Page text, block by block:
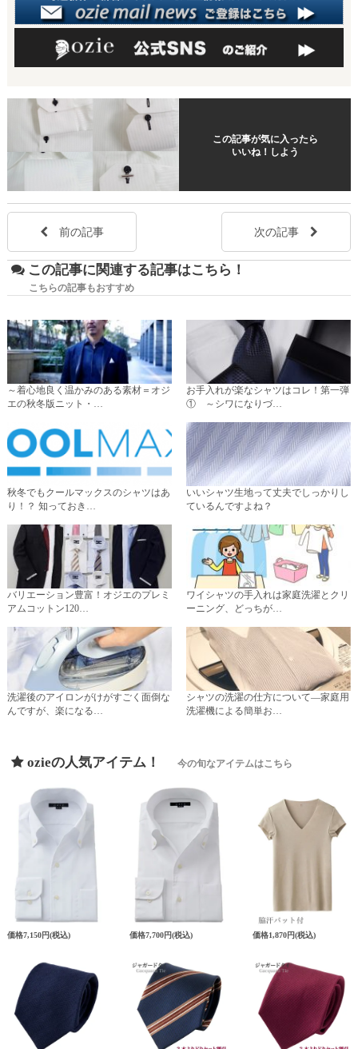
この記事が気に入ったら
いいね！しよう
前の記事 次の記事
この記事に関連する記事はこちら！
こちらの記事もおすすめ
～着心地良く温かみのある素材＝オジ
エの秋冬版ニット・…
お手入れが楽なシャツはコレ！第一弾
① ～シワになりづ…
秋冬でもクールマックスのシャツはあ
り！？ 知っておき…
いいシャツ生地って丈夫でしっかりし
ているんですよね？
バリエーション豊富！オジエのプレミ
アムコットン120…
ワイシャツの手入れは家庭洗濯とクリ
ーニング、どっちが…
洗濯後のアイロンがけがすごく面倒な
んですが、楽になる…
シャツの洗濯の仕方について―家庭用
洗濯機による簡単お…
ozieの人気アイテム！ 今の旬なアイテムはこちら
価格7,150円(税込) 価格7,700円(税込) 価格1,870円(税込)